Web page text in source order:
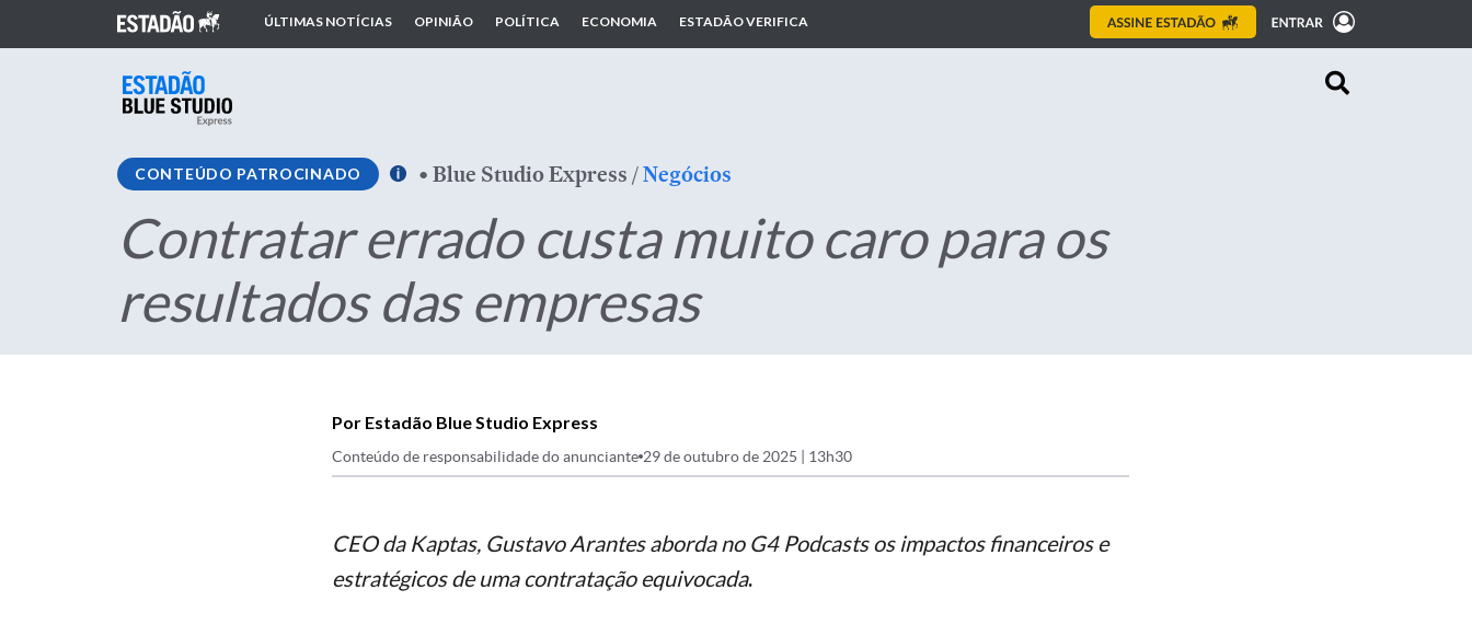
ÚLTIMAS NOTÍCIAS OPINIÃO POLÍTICA ECONOMIA ESTADÃO VERIFICA
CONTEÚDO PATROCINADO •Blue Studio Express/Negócios
Contratar errado custa muito caro para os
resultados das empresas
Por Estadão Blue Studio Express
Conteúdo de responsabilidade do anunciante 29 de outubro de 2025 | 13h30
CEO da Kaptas, Gustavo Arantes aborda no G4 Podcasts os impactos financeiros e
estratégicos de uma contratação equivocada.